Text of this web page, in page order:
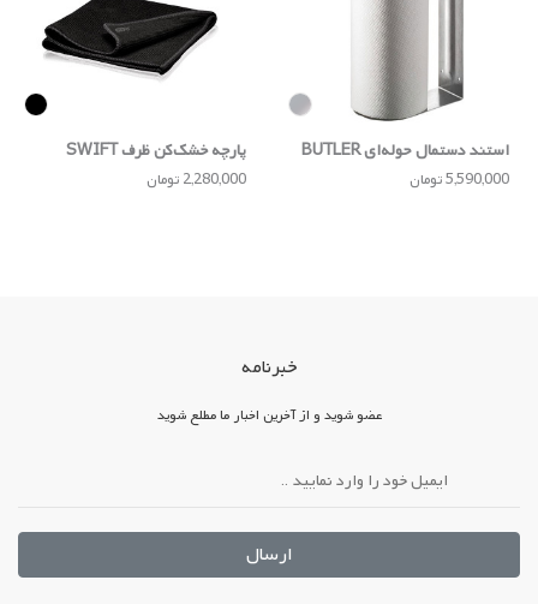
استند دستمال‌ حوله‌ای BUTLER
5,590,000 تومان
پارچه خشک‌کن ظرف SWIFT
2,280,000 تومان
خبرنامه
عضو شوید و از آخرین اخبار ما مطلع شوید
ارسال